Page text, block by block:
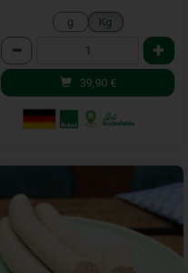
g Kg
Anzahl
39,90 €